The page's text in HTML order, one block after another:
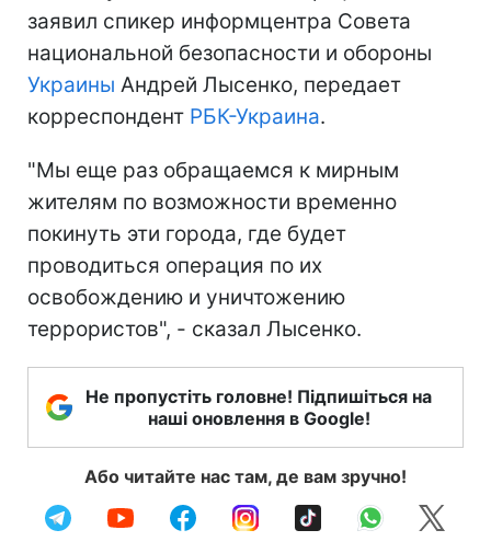
заявил спикер информцентра Совета
национальной безопасности и обороны
Украины Андрей Лысенко, передает
корреспондент РБК-Украина.
"Мы еще раз обращаемся к мирным
жителям по возможности временно
покинуть эти города, где будет
проводиться операция по их
освобождению и уничтожению
террористов", - сказал Лысенко.
Не пропустіть головне! Підпишіться на
наші оновлення в Google!
Або читайте нас там, де вам зручно!